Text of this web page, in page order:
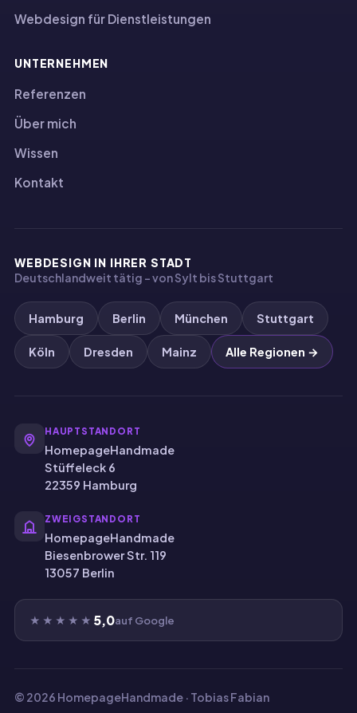
Webdesign für Dienstleistungen
UNTERNEHMEN
Referenzen
Über mich
Wissen
Kontakt
WEBDESIGN IN IHRER STADT
Deutschlandweit tätig – von Sylt bis Stuttgart
Hamburg Berlin München Stuttgart
Köln Dresden Mainz Alle Regionen →
HAUPTSTANDORT
HomepageHandmade
Stüffeleck 6
22359 Hamburg
ZWEIGSTANDORT
HomepageHandmade
Biesenbrower Str. 119
13057 Berlin
★★★★★ 5,0auf Google
© 2026 HomepageHandmade · Tobias Fabian